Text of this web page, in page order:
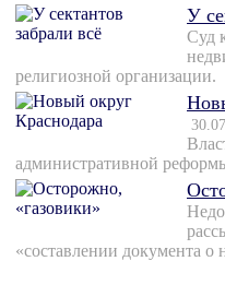
У
Суд
религиозной организации.
административной
«составлении документа о